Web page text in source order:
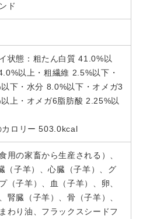
ド
状態：粗たん白質 41.0%以
以上・粗繊維 2.5%以下・
下・水分 8.0%以下・オメガ3
上・オメガ6脂肪酸 2.25%以
ロリー 503.0kcal
用の家畜から生産される）、
（子羊）、心臓（子羊）、グ
（子羊）、血（子羊）、卵、
腎臓（子羊）、骨（子羊）、
わり油、フラックスシードフ